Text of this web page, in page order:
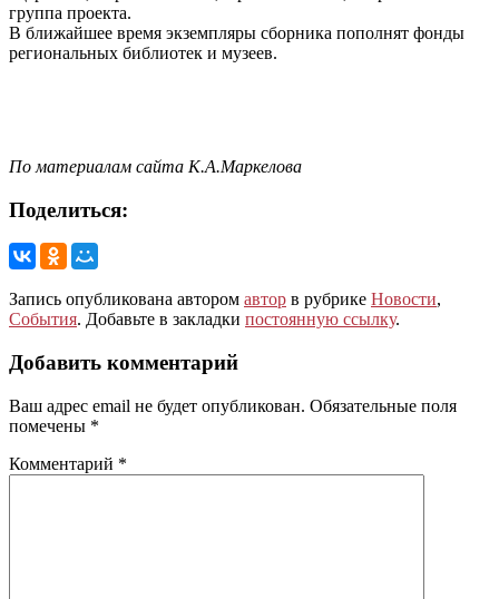
группа проекта.
В ближайшее время экземпляры сборника пополнят фонды
региональных библиотек и музеев.
По материалам сайта К.А.Маркелова
Поделиться:
Запись опубликована автором автор в рубрике Новости,
События. Добавьте в закладки постоянную ссылку.
Добавить комментарий
Ваш адрес email не будет опубликован. Обязательные поля
помечены *
Комментарий *